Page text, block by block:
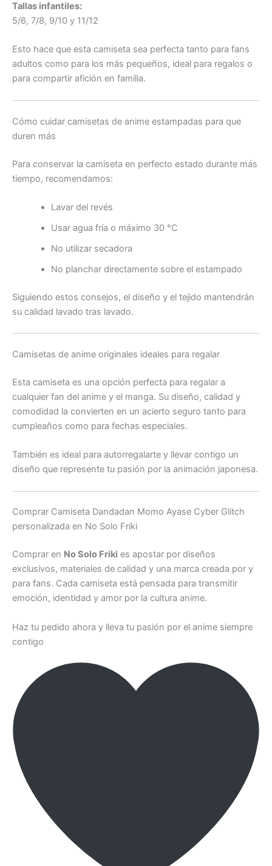
Tallas infantiles:
5/6, 7/8, 9/10 y 11/12
Esto hace que esta camiseta sea perfecta tanto para fans
adultos como para los más pequeños, ideal para regalos o
para compartir afición en familia.
Cómo cuidar camisetas de anime estampadas para que
duren más
Para conservar la camiseta en perfecto estado durante más
tiempo, recomendamos:
Lavar del revés
Usar agua fría o máximo 30 °C
No utilizar secadora
No planchar directamente sobre el estampado
Siguiendo estos consejos, el diseño y el tejido mantendrán
su calidad lavado tras lavado.
Camisetas de anime originales ideales para regalar
Esta camiseta es una opción perfecta para regalar a
cualquier fan del anime y el manga. Su diseño, calidad y
comodidad la convierten en un acierto seguro tanto para
cumpleaños como para fechas especiales.
También es ideal para autorregalarte y llevar contigo un
diseño que represente tu pasión por la animación japonesa.
Comprar Camiseta Dandadan Momo Ayase Cyber Glitch
personalizada en No Solo Friki
Comprar en No Solo Friki es apostar por diseños
exclusivos, materiales de calidad y una marca creada por y
para fans. Cada camiseta está pensada para transmitir
emoción, identidad y amor por la cultura anime.
Haz tu pedido ahora y lleva tu pasión por el anime siempre
contigo